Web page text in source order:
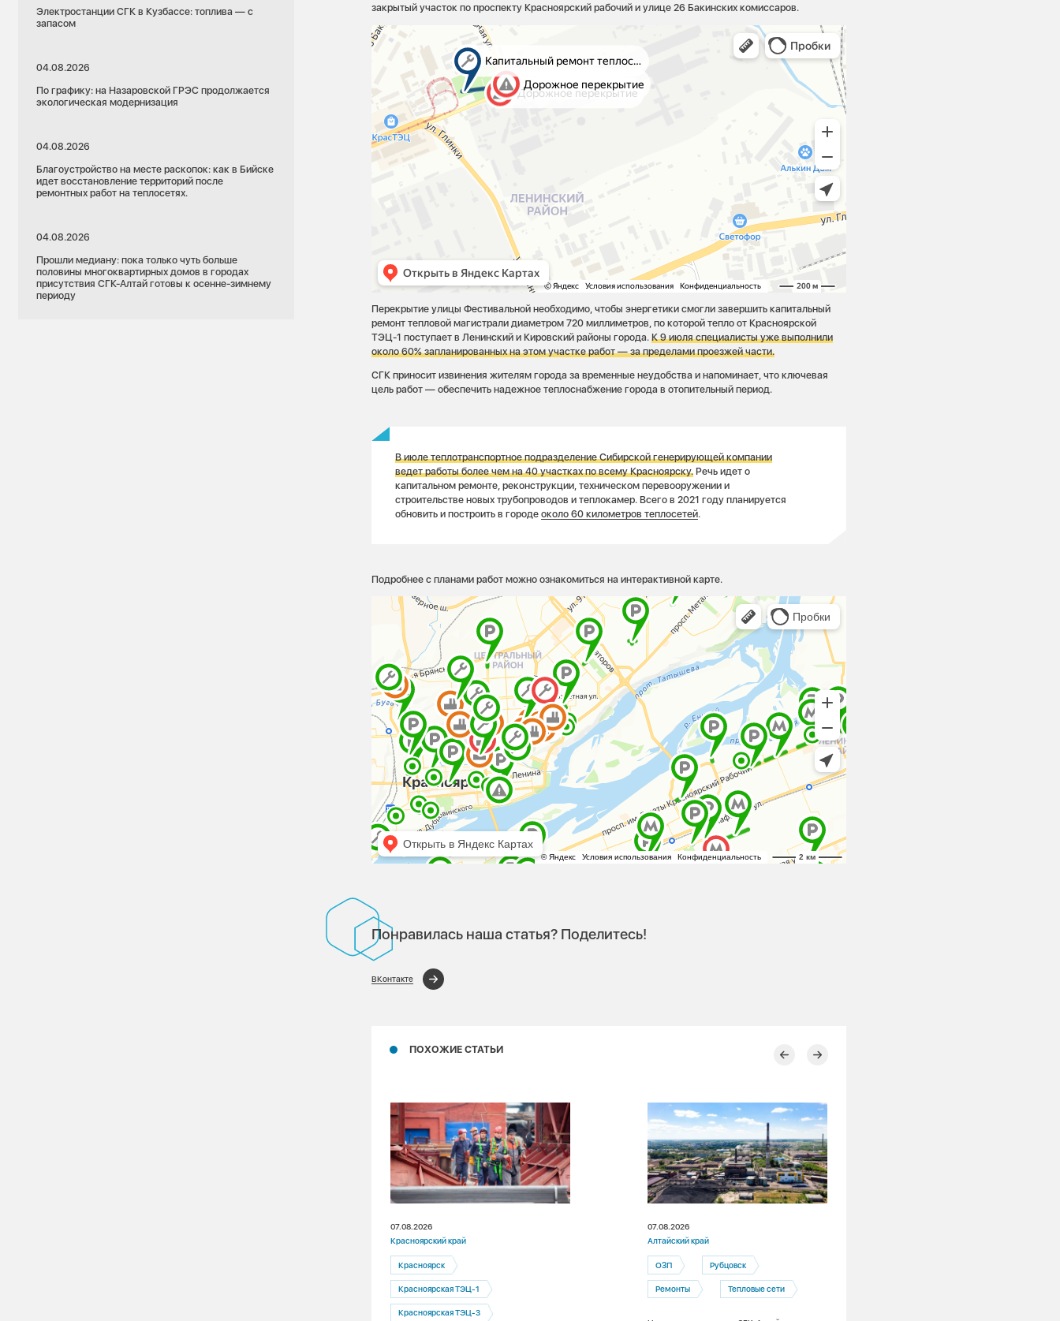
Электростанции СГК в Кузбассе: топлива — с
запасом
04.08.2026
По графику: на Назаровской ГРЭС продолжается
экологическая модернизация
04.08.2026
Благоустройство на месте раскопок: как в Бийске
идет восстановление территорий после
ремонтных работ на теплосетях.
04.08.2026
Прошли медиану: пока только чуть больше
половины многоквартирных домов в городах
присутствия СГК-Алтай готовы к осенне-зимнему
периоду
закрытый участок по проспекту Красноярский рабочий и улице 26 Бакинских комиссаров.
Перекрытие улицы Фестивальной необходимо, чтобы энергетики смогли завершить капитальный
ремонт тепловой магистрали диаметром 720 миллиметров, по которой тепло от Красноярской
ТЭЦ-1 поступает в Ленинский и Кировский районы города.К 9 июля специалисты уже выполнили
около 60% запланированных на этом участке работ — за пределами проезжей части.
СГК приносит извинения жителям города за временные неудобства и напоминает, что ключевая
цель работ — обеспечить надежное теплоснабжение города в отопительный период.
В июле теплотранспортное подразделение Сибирской генерирующей компании
ведет работы более чем на 40 участках по всему Красноярску.Речь идет о
капитальном ремонте, реконструкции, техническом перевооружении и
строительстве новых трубопроводов и теплокамер. Всего в 2021 году планируется
обновить и построить в городе около 60 километров теплосетей.
Подробнее с планами работ можно ознакомиться на интерактивной карте.
Понравилась наша статья? Поделитесь!
ВКонтакте
ПОХОЖИЕ СТАТЬИ
07.08.2026
Красноярский край
Красноярск
Красноярская ТЭЦ-1
Красноярская ТЭЦ-3
07.08.2026
Алтайский край
ОЗП Рубцовск
Ремонты Тепловые сети